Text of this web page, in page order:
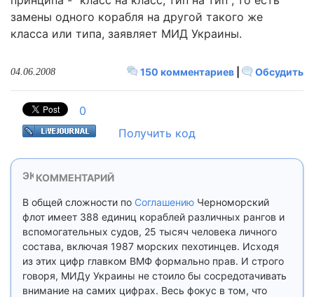
замены одного корабля на другой такого же
класса или типа, заявляет МИД Украины.
150 комментариев Обсудить
04.06.2008
0
Получить код
КОММЕНТАРИЙ
В общей сложности по Соглашению Черноморский
флот имеет 388 единиц кораблей различных рангов и
вспомогательных судов, 25 тысяч человека личного
состава, включая 1987 морских пехотинцев. Исходя
из этих цифр главком ВМФ формально прав. И строго
говоря, МИДу Украины не стоило бы сосредотачивать
внимание на самих цифрах. Весь фокус в том, что